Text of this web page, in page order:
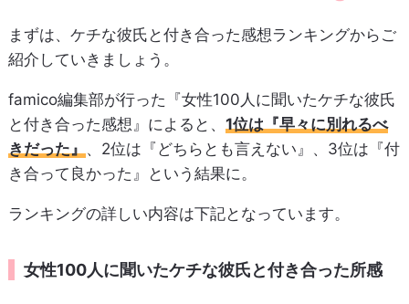
まずは、ケチな彼氏と付き合った感想ランキングからご
紹介していきましょう。
famico編集部が行った『女性100人に聞いたケチな彼氏
と付き合った感想』によると、 1位は『早々に別れるべ
きだった』 、2位は『どちらとも言えない』、3位は『付
き合って良かった』という結果に。
ランキングの詳しい内容は下記となっています。
女性100人に聞いたケチな彼氏と付き合った所感